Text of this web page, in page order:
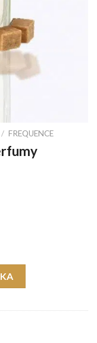
/ FREQUENCE